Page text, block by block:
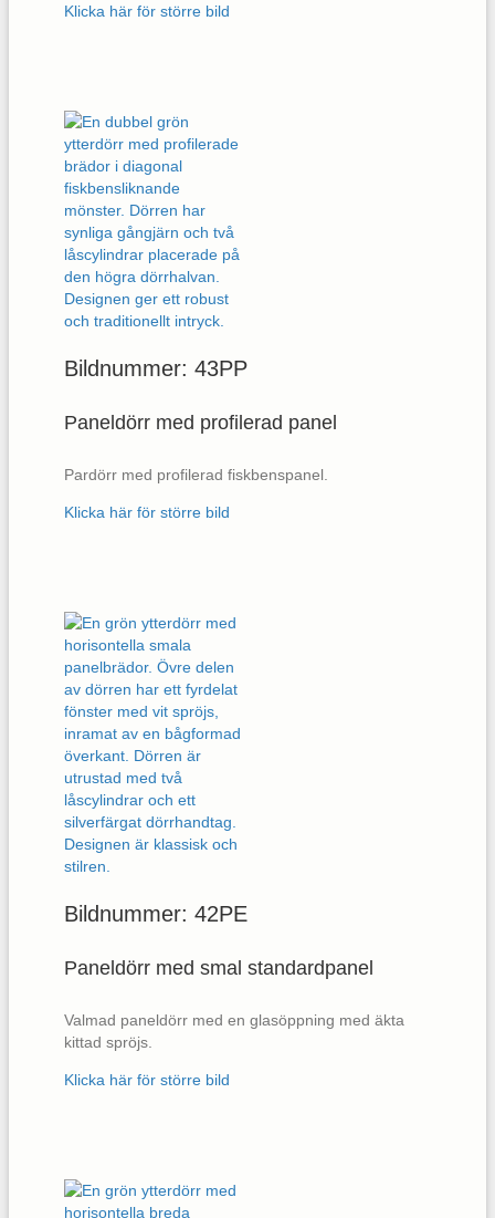
Klicka här för större bild
Bildnummer: 43PP
Paneldörr med profilerad panel
Pardörr med profilerad fiskbenspanel.
Klicka här för större bild
Bildnummer: 42PE
Paneldörr med smal standardpanel
Valmad paneldörr med en glasöppning med äkta
kittad spröjs.
Klicka här för större bild